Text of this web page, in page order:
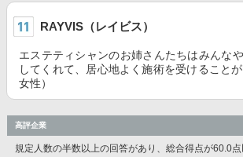
RAYVIS（レイビス）
エステティシャンのお姉さんたちはみんな
してくれて、居心地よく施術を受けること
女性）
高評企業
規定人数の半数以上の回答があり、総合得点が60.0点